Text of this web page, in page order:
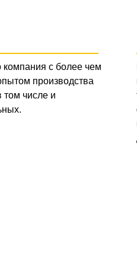
компания с более чем
производства
том числе и